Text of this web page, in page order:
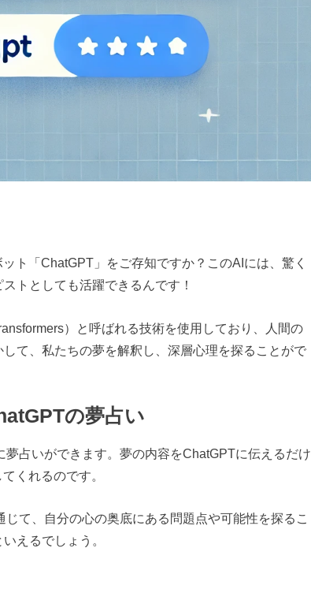
ト「ChatGPT」をご存知ですか？このAIには、驚く
トとしても活躍できるんです！
）と呼ばれる技術を使用しており、人間の
て、私たちの夢を解釈し、深層心理を探ることがで
の夢占い
占いができます。夢の内容をChatGPTに伝えるだけ
くれるのです。
て、自分の心の奥底にある問題点や可能性を探るこ
えるでしょう。